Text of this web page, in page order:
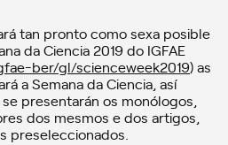
tan pronto como sexa posible
da Ciencia 2019 do IGFAE
ber/gl/scienceweek2019) as
a Semana da Ciencia, así
presentarán os monólogos,
dos mesmos e dos artigos,
preseleccionados.